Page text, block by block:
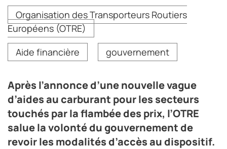
Après l’annonce d’une nouvelle vague d’aides au
carburant pour les secteurs touchés par la flambée des
prix, l’OTRE salue la volonté du gouvernement de revoir
les modalités d’accès au dispositif. L’organisation
demande désormais une concrétisation rapide.
Crédit photo Getty Images/iStockphoto
Organisation des Transporteurs Routiers
Européens (OTRE)
Aide financière
gouvernement
Après l’annonce d’une nouvelle vague
d’aides au carburant pour les secteurs
touchés par la flambée des prix, l’OTRE
salue la volonté du gouvernement de
revoir les modalités d’accès au dispositif.